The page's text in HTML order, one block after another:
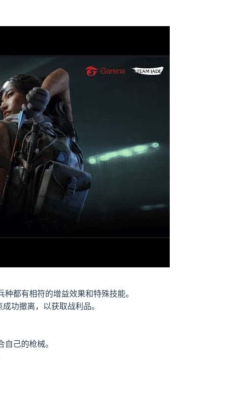
都有相符的增益效果和特殊技能。
功撤离，以获取战利品。
己的枪械。